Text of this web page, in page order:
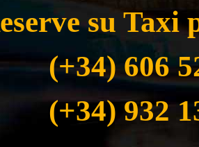
su Taxi
(+34) 606
(+34) 932